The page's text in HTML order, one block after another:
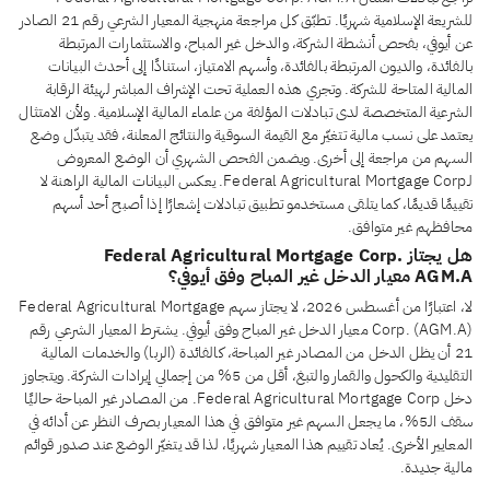
للشريعة الإسلامية شهريًا. تطبّق كل مراجعة منهجية المعيار الشرعي رقم 21 الصادر
عن أيوفي، بفحص أنشطة الشركة، والدخل غير المباح، والاستثمارات المرتبطة
بالفائدة، والديون المرتبطة بالفائدة، وأسهم الامتياز، استنادًا إلى أحدث البيانات
المالية المتاحة للشركة. وتجري هذه العملية تحت الإشراف المباشر لهيئة الرقابة
الشرعية المتخصصة لدى تبادلات المؤلفة من علماء المالية الإسلامية. ولأن الامتثال
يعتمد على نسب مالية تتغيّر مع القيمة السوقية والنتائج المعلنة، فقد يتبدّل وضع
السهم من مراجعة إلى أخرى. ويضمن الفحص الشهري أن الوضع المعروض
لـFederal Agricultural Mortgage Corp. يعكس البيانات المالية الراهنة لا
تقييمًا قديمًا، كما يتلقى مستخدمو تطبيق تبادلات إشعارًا إذا أصبح أحد أسهم
محافظهم غير متوافق.
هل يجتاز Federal Agricultural Mortgage Corp.
AGM.A معيار الدخل غير المباح وفق أيوفي؟
لا، اعتبارًا من أغسطس 2026، لا يجتاز سهم Federal Agricultural Mortgage
Corp. (AGM.A) معيار الدخل غير المباح وفق أيوفي. يشترط المعيار الشرعي رقم
21 أن يظل الدخل من المصادر غير المباحة، كالفائدة (الربا) والخدمات المالية
التقليدية والكحول والقمار والتبغ، أقل من 5% من إجمالي إيرادات الشركة. ويتجاوز
دخل Federal Agricultural Mortgage Corp. من المصادر غير المباحة حاليًا
سقف الـ5%، ما يجعل السهم غير متوافق في هذا المعيار بصرف النظر عن أدائه في
المعايير الأخرى. يُعاد تقييم هذا المعيار شهريًا، لذا قد يتغيّر الوضع عند صدور قوائم
مالية جديدة.